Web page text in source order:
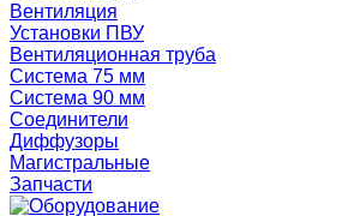
Вентиляция
Установки ПВУ
Вентиляционная труба
Система 75 мм
Система 90 мм
Соединители
Диффузоры
Магистральные
Запчасти